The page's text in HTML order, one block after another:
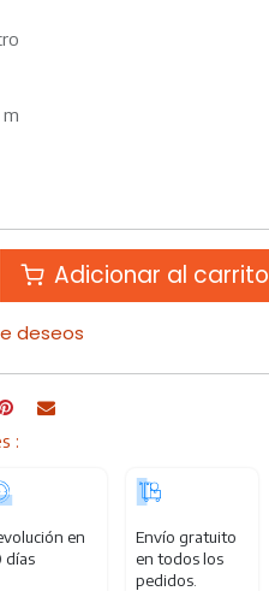
m
Adicionar al carrito
deseos
:
en
días
Envío gratuito
en todos los
pedidos.